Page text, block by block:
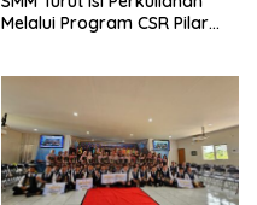
Melalui Program CSR Pilar